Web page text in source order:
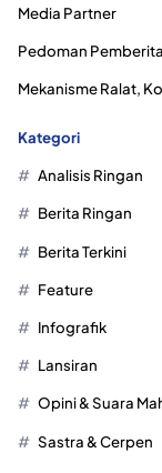
Media Partner
Pedoman
Mekanisme Ralat,
Kategori
Analisis Ringan
Berita Ringan
Berita Terkini
Feature
Infografik
Lansiran
Opini & Suara
Sastra & Cerpen